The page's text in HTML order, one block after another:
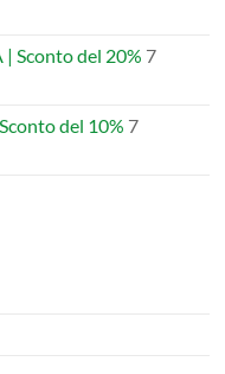
Sconto del 20% 7
del 10% 7